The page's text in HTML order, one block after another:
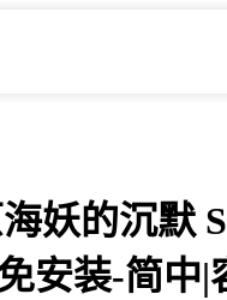
妖的沉默
安装-简中|